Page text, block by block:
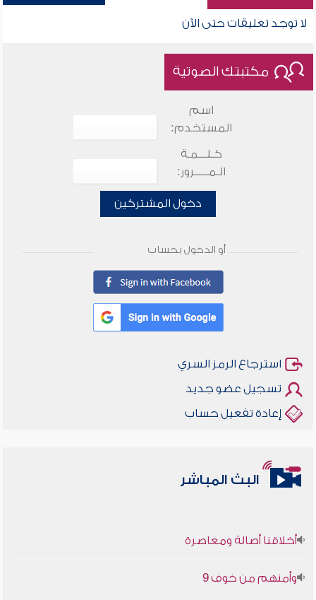
لا توجد تعليقات حتى الآن
مكتبتك الصوتية
اسم
المستخدم:
كـلـــمـة
الـمـــــرور:
دخول المشتركين
أو الدخول بحساب
استرجاع الرمز السري
تسجيل عضو جديد
إعادة تفعيل حساب
البث المباشر
أخلاقنا أصالة ومعاصرة
وأمنهم من خوف 9